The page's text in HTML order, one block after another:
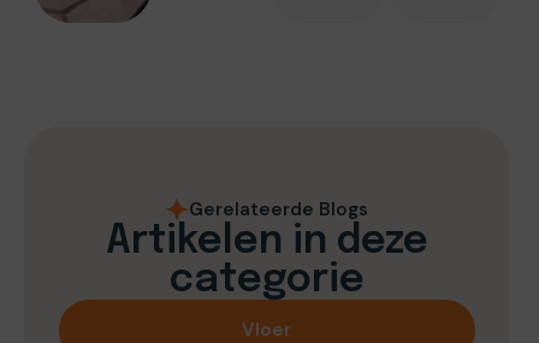
Gerelateerde Blogs
Artikelen in deze
categorie
Vloer